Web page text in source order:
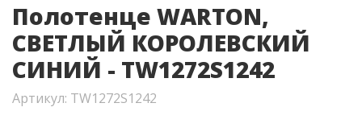
Полотенце WARTON,
СВЕТЛЫЙ КОРОЛЕВСКИЙ
СИНИЙ - TW1272S1242
Артикул: TW1272S1242